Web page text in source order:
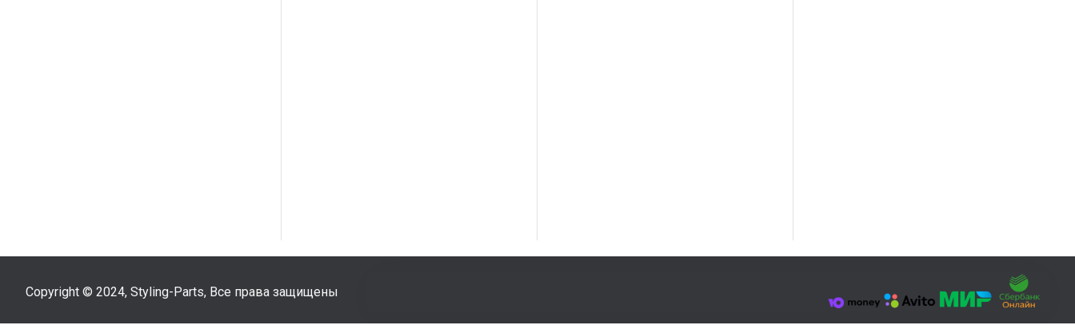
Copyright © 2024, Styling-Parts, Все права защищены